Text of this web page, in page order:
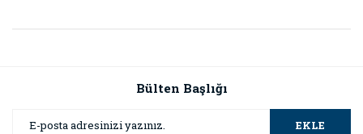
Görüş ve önerileriniz için teşekkür ederiz.
Ürün resmi kalitesiz, bozuk veya görüntülenemiyor.
Bülten Başlığı
EKLE